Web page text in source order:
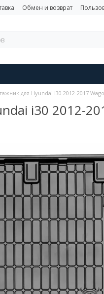
Обмен и возврат
для Hyundai i30 2012-2017
i30 2012-